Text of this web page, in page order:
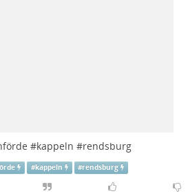
#kappeln #rendsburg
#kappeln #rendsburg